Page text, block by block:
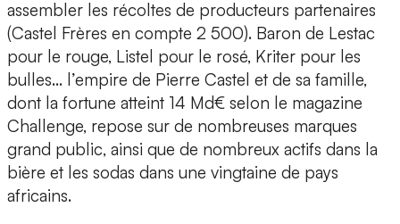
assembler les récoltes de producteurs partenaires
(Castel Frères en compte 2 500). Baron de Lestac
pour le rouge, Listel pour le rosé, Kriter pour les
bulles… l’empire de Pierre Castel et de sa famille,
dont la fortune atteint 14 Md€ selon le magazine
Challenge, repose sur de nombreuses marques
grand public, ainsi que de nombreux actifs dans la
bière et les sodas dans une vingtaine de pays
africains.